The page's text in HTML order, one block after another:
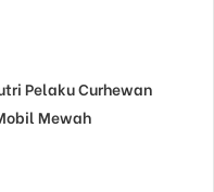
Pelaku Curhewan
Mewah